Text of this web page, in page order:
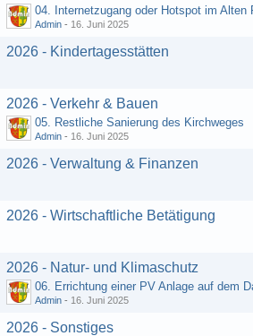
04. Internetzugang oder Hotspot im Alten
Admin - 16. Juni 2025
2026 - Kindertagesstätten
2026 - Verkehr & Bauen
05. Restliche Sanierung des Kirchweges
Admin - 16. Juni 2025
2026 - Verwaltung & Finanzen
2026 - Wirtschaftliche Betätigung
2026 - Natur- und Klimaschutz
Admin - 16. Juni 2025
2026 - Sonstiges